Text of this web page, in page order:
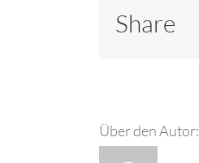
Share
Über den Autor: